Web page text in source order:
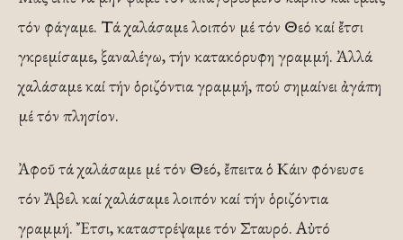
τόν φάγαμε. Τά χαλάσαμε λοιπόν μέ τόν Θεό καί ἔτσι
γκρεμίσαμε, ξαναλέγω, τήν κατακόρυφη γραμμή. Ἀλλά
χαλάσαμε καί τήν ὁριζόντια γραμμή, πού σημαίνει ἀγάπη
μέ τόν πλησίον.
Ἀφοῦ τά χαλάσαμε μέ τόν Θεό, ἔπειτα ὁ Κάιν φόνευσε
τόν Ἄβελ καί χαλάσαμε λοιπόν καί τήν ὁριζόντια
γραμμή. Ἔτσι, καταστρέψαμε τόν Σταυρό. Αὐτό